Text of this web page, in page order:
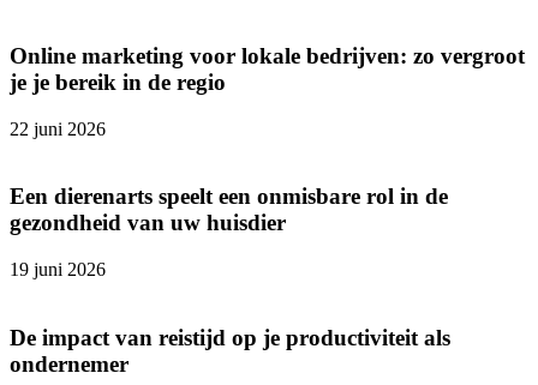
Online marketing voor lokale bedrijven: zo vergroot
je je bereik in de regio
22 juni 2026
Een dierenarts speelt een onmisbare rol in de
gezondheid van uw huisdier
19 juni 2026
De impact van reistijd op je productiviteit als
ondernemer